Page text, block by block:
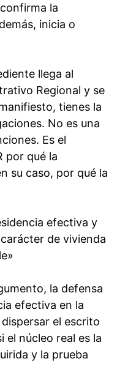
la
inicia o
llega al
Regional y se
tienes la
No es una
Es el
por qué la
su caso, por qué la
efectiva y
de vivienda
la defensa
efectiva en la
el escrito
el núcleo real es la
y la prueba